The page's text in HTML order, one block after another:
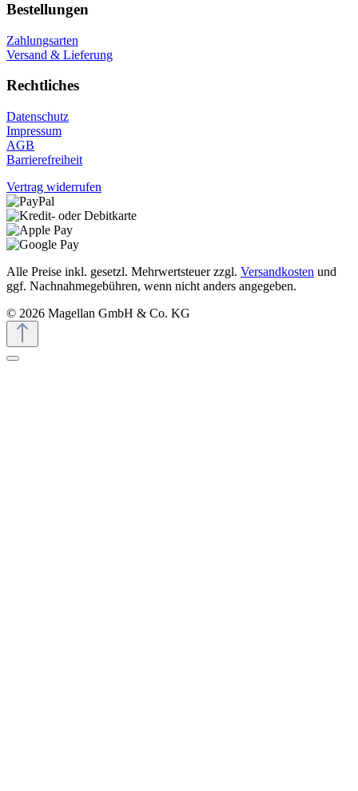
Bestellungen
Zahlungsarten
Versand & Lieferung
Rechtliches
Datenschutz
Impressum
AGB
Barrierefreiheit
Vertrag widerrufen
Alle Preise inkl. gesetzl. Mehrwertsteuer zzgl. Versandkosten und
ggf. Nachnahmegebühren, wenn nicht anders angegeben.
© 2026 Magellan GmbH & Co. KG